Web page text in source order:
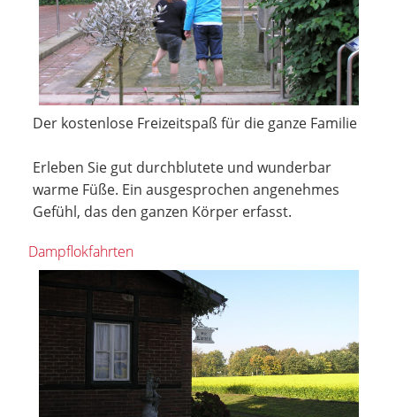
Der kostenlose Freizeitspaß für die ganze Familie
Erleben Sie gut durchblutete und wunderbar
warme Füße. Ein ausgesprochen angenehmes
Gefühl, das den ganzen Körper erfasst.
Dampflokfahrten